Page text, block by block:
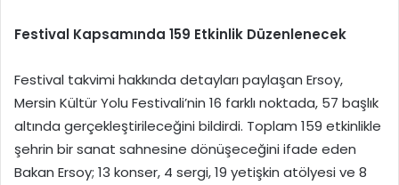
Festival Kapsamında 159 Etkinlik Düzenlenecek
Festival takvimi hakkında detayları paylaşan Ersoy,
Mersin Kültür Yolu Festivali’nin 16 farklı noktada, 57 başlık
altında gerçekleştirileceğini bildirdi. Toplam 159 etkinlikle
şehrin bir sanat sahnesine dönüşeceğini ifade eden
Bakan Ersoy; 13 konser, 4 sergi, 19 yetişkin atölyesi ve 8